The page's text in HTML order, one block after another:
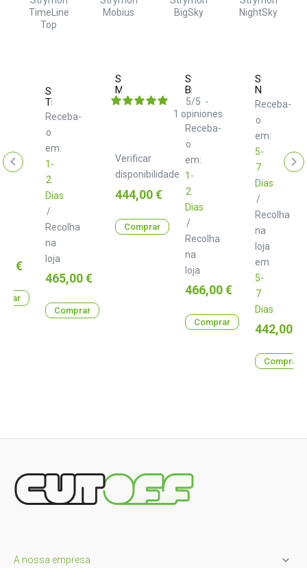
€
Strymon
TimeLine
Receba-
o
em:
1-
2
Dias
/
Recolha
na
loja
Preço
465,00 €
Comprar
Strymon
Mobius
Verificar
disponibilidade
Preço
444,00 €
Comprar
Strymon
BigSky
Receba-
o
em:
1-
2
Dias
/
Recolha
na
loja
5/5 -
1 opiniones
Preço
466,00 €
Comprar
Strymon
NightSky
Receba-
o
em:
5-
7
Dias
/
Recolha
na
loja
em
5-
7
Dias
Preço
442,00 €
Comprar
A nossa empresa 